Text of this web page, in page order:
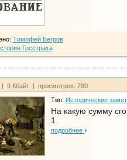
Тимофей Бегров
Госстраха
| 9 Кбайт | просмотров: 780
Тип: Исторические
На какую сумму
1
подробнее